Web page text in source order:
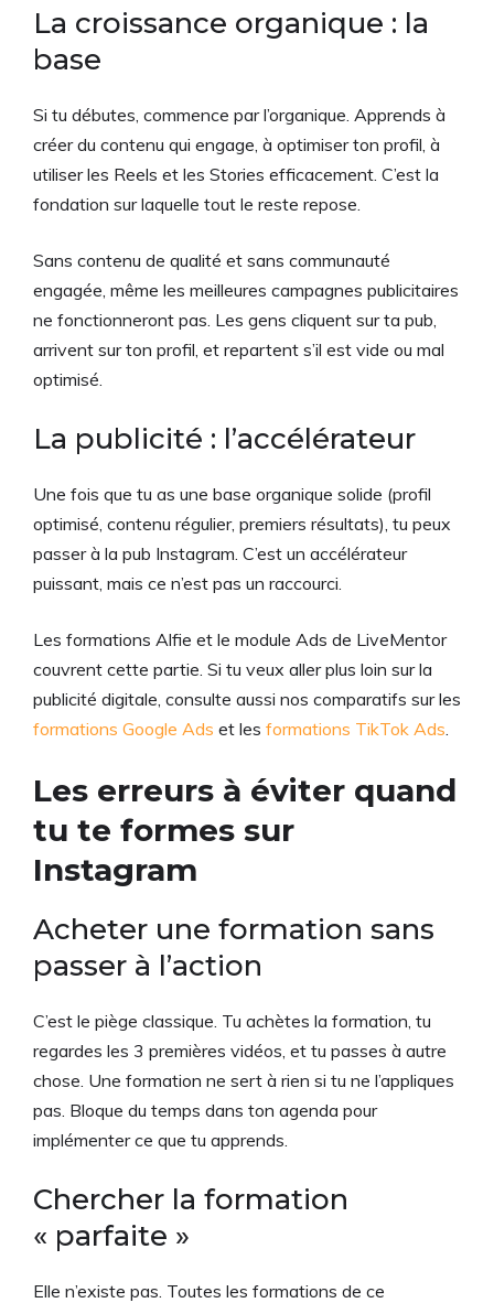
La croissance organique : la
base
Si tu débutes, commence par l’organique. Apprends à
créer du contenu qui engage, à optimiser ton profil, à
utiliser les Reels et les Stories efficacement. C’est la
fondation sur laquelle tout le reste repose.
Sans contenu de qualité et sans communauté
engagée, même les meilleures campagnes publicitaires
ne fonctionneront pas. Les gens cliquent sur ta pub,
arrivent sur ton profil, et repartent s’il est vide ou mal
optimisé.
La publicité : l’accélérateur
Une fois que tu as une base organique solide (profil
optimisé, contenu régulier, premiers résultats), tu peux
passer à la pub Instagram. C’est un accélérateur
puissant, mais ce n’est pas un raccourci.
Les formations Alfie et le module Ads de LiveMentor
couvrent cette partie. Si tu veux aller plus loin sur la
publicité digitale, consulte aussi nos comparatifs sur les
formations Google Ads et les formations TikTok Ads
Les erreurs à éviter quand
tu te formes sur
Instagram
Acheter une formation sans
passer à l’action
C’est le piège classique. Tu achètes la formation, tu
regardes les 3 premières vidéos, et tu passes à autre
chose. Une formation ne sert à rien si tu ne l’appliques
pas. Bloque du temps dans ton agenda pour
implémenter ce que tu apprends.
Chercher la formation
« parfaite »
Elle n’existe pas. Toutes les formations de ce